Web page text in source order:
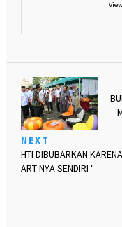
NEXT
HTI DIBUBARKAN
ART NYA SENDIRI "